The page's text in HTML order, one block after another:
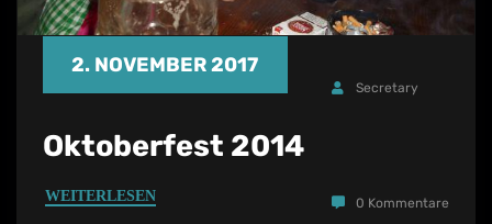
2. NOVEMBER 2017
Secretary
Oktoberfest 2014
WEITERLESEN 0 Kommentare